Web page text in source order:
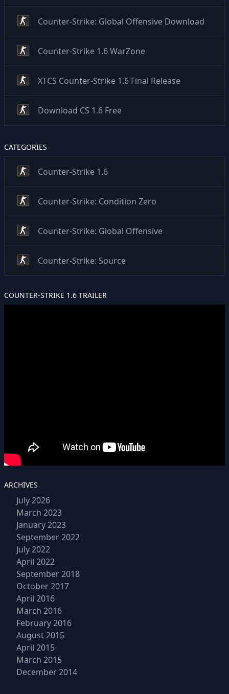
Counter-Strike: Global Offensive Download
Counter-Strike 1.6 WarZone
XTCS Counter-Strike 1.6 Final Release
Download CS 1.6 Free
CATEGORIES
Counter-Strike 1.6
Counter-Strike: Condition Zero
Counter-Strike: Global Offensive
Counter-Strike: Source
COUNTER-STRIKE 1.6 TRAILER
ARCHIVES
July 2026
March 2023
January 2023
September 2022
July 2022
April 2022
September 2018
October 2017
April 2016
March 2016
February 2016
August 2015
April 2015
March 2015
December 2014